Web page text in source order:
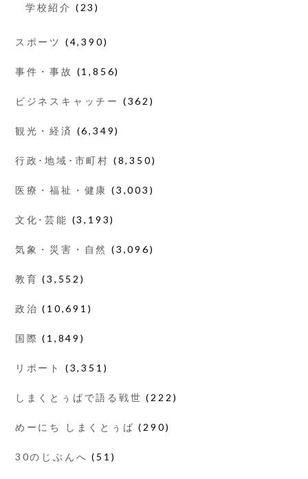
学校紹介 (23)
スポーツ (4,390)
事件・事故 (1,856)
ビジネスキャッチー (362)
観光・経済 (6,349)
行政･地域･市町村 (8,350)
医療・福祉・健康 (3,003)
文化･芸能 (3,193)
気象・災害・自然 (3,096)
教育 (3,552)
政治 (10,691)
国際 (1,849)
リポート (3,351)
しまくとぅばで語る戦世 (222)
めーにち しまくとぅば (290)
30のじぶんへ (51)